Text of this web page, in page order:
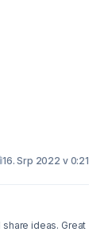
16. Srp 2022 v 0:21
Great